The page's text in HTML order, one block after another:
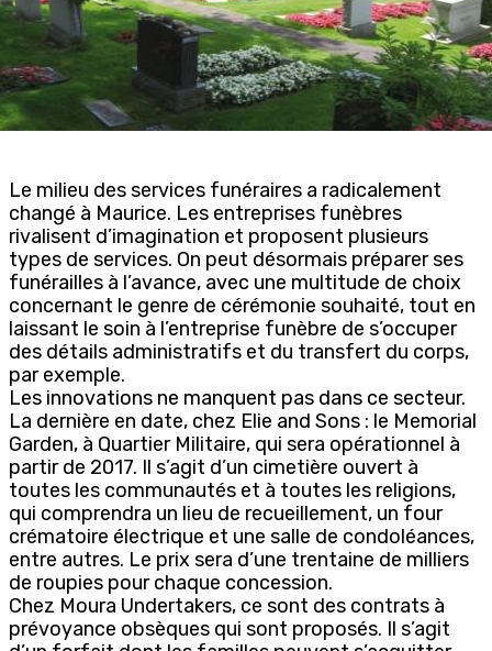
Le milieu des services funéraires a radicalement
changé à Maurice. Les entreprises funèbres
rivalisent d’imagination et proposent plusieurs
types de services. On peut désormais préparer ses
funérailles à l’avance, avec une multitude de choix
concernant le genre de cérémonie souhaité, tout en
laissant le soin à l’entreprise funèbre de s’occuper
des détails administratifs et du transfert du corps,
par exemple.
Les innovations ne manquent pas dans ce secteur.
La dernière en date, chez Elie and Sons : le Memorial
Garden, à Quartier Militaire, qui sera opérationnel à
partir de 2017. Il s’agit d’un cimetière ouvert à
toutes les communautés et à toutes les religions,
qui comprendra un lieu de recueillement, un four
crématoire électrique et une salle de condoléances,
entre autres. Le prix sera d’une trentaine de milliers
de roupies pour chaque concession.
Chez Moura Undertakers, ce sont des contrats à
prévoyance obsèques qui sont proposés. Il s’agit